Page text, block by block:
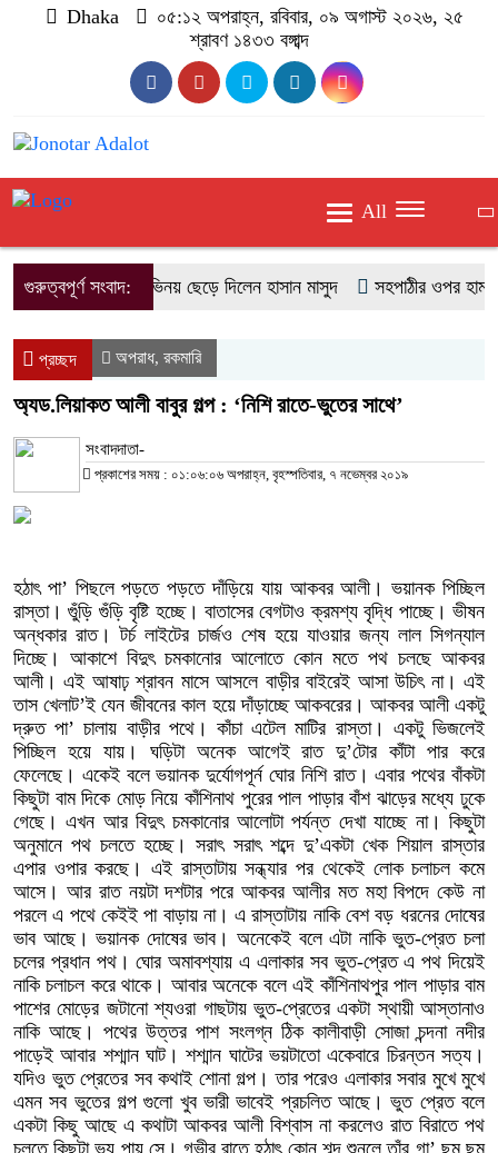
Dhaka
০৫:১২ অপরাহ্ন, রবিবার, ০৯ অগাস্ট ২০২৬, ২৫
শ্রাবণ ১৪৩৩ বঙ্গাব্দ
All
গুরুত্বপূর্ণ সংবাদ:অভিনয় ছেড়ে দিলেন হাসান মাসুদ সহপাঠীর ওপর হামলার
প্রচ্ছদ অপরাধ, রকমারি
অ্যড.লিয়াকত আলী বাবুর গল্প : ‘নিশি রাতে-ভুতের সাথে’
সংবাদদাতা-
প্রকাশের সময় : ০১:০৬:০৬ অপরাহ্ন, বৃহস্পতিবার, ৭ নভেম্বর ২০১৯
হঠাৎ পা’ পিছলে পড়তে পড়তে দাঁড়িয়ে যায় আকবর আলী। ভয়ানক পিচ্ছিল
রাস্তা। গুুঁড়ি গুঁড়ি বৃষ্টি হচ্ছে। বাতাসের বেগটাও ক্রমশ্য বৃদ্ধি পাচ্ছে। ভীষন
অন্ধকার রাত। টর্চ লাইটের চার্জও শেষ হয়ে যাওয়ার জন্য লাল সিগন্যাল
দিচ্ছে। আকাশে বিদুৎ চমকানোর আলোতে কোন মতে পথ চলছে আকবর
আলী। এই আষাঢ় শ্রাবন মাসে আসলে বাড়ীর বাইরেই আসা উচিৎ না। এই
তাস খেলাট’ই যেন জীবনের কাল হয়ে দাঁড়াচ্ছে আকবরের। আকবর আলী একটু
দ্রুত পা’ চালায় বাড়ীর পথে। কাঁচা এটেল মাটির রাস্তা। একটু ভিজলেই
পিচ্ছিল হয়ে যায়। ঘড়িটা অনেক আগেই রাত দু’টোর কাঁটা পার করে
ফেলেছে। একেই বলে ভয়ানক দুর্যোগপূর্ন ঘোর নিশি রাত। এবার পথের বাঁকটা
কিছুটা বাম দিকে মোড় নিয়ে কাঁশিনাথ পুরের পাল পাড়ার বাঁশ ঝাড়ের মধ্যে ঢুকে
গেছে। এখন আর বিদুৎ চমকানোর আলোটা পর্যন্ত দেখা যাচ্ছে না। কিছুটা
অনুমানে পথ চলতে হচ্ছে। সরাৎ সরাৎ শব্দে দু’একটা খেক শিয়াল রাস্তার
এপার ওপার করছে। এই রাস্তাটায় সন্ধ্যার পর থেকেই লোক চলাচল কমে
আসে। আর রাত নয়টা দশটার পরে আকবর আলীর মত মহা বিপদে কেউ না
পরলে এ পথে কেইই পা বাড়ায় না। এ রাস্তাটায় নাকি বেশ বড় ধরনের দোষের
ভাব আছে। ভয়ানক দোষের ভাব। অনেকেই বলে এটা নাকি ভুত-প্রেত চলা
চলের প্রধান পথ। ঘোর অমাবশ্যায় এ এলাকার সব ভুত-প্রেত এ পথ দিয়েই
নাকি চলাচল করে থাকে। আবার অনেকে বলে এই কাঁশিনাথপুর পাল পাড়ার বাম
পাশের মোড়ের জটানো শ্যওরা গাছটায় ভুত-প্রেতের একটা স্থায়ী আস্তানাও
নাকি আছে। পথের উত্তর পাশ সংলগ্ন ঠিক কালীবাড়ী সোজা চন্দনা নদীর
পাড়েই আবার শশ্মান ঘাট। শশ্মান ঘাটের ভয়টাতো একেবারে চিরন্তন সত্য।
যদিও ভুত প্রেতের সব কথাই শোনা গল্প। তার পরেও এলাকার সবার মুখে মুখে
এমন সব ভুতের গল্প গুলো খুব ভারী ভাবেই প্রচলিত আছে। ভুত প্রেত বলে
একটা কিছু আছে এ কথাটা আকবর আলী বিশ্বাস না করলেও রাত বিরাতে পথ